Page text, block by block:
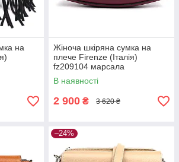
на
Жіноча шкіряна сумка на
плече Firenze (Італія)
fz209104 марсала
В наявності
2 900 ₴ 3 620 ₴
–24%